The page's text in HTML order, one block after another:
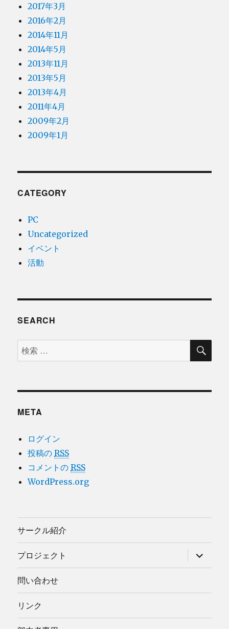
2017年3月
2016年2月
2014年11月
2014年5月
2013年11月
2013年5月
2013年4月
2011年4月
2009年2月
2009年1月
CATEGORY
PC
Uncategorized
イベント
活動
SEARCH
検
索
象:
検
META
ログイン
投稿のRSS
コメントのRSS
WordPress.org
サークル紹介
プロジェクト サ
ブ
メ
ー
開
問い合わせ
リンク